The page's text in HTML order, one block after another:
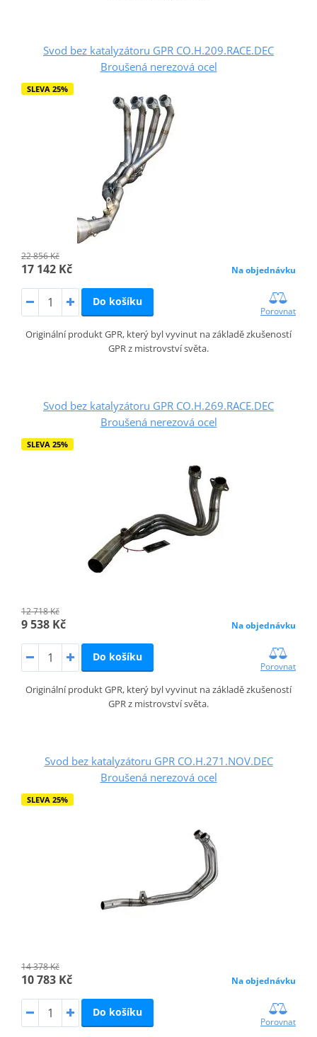
Svod bez katalyzátoru GPR CO.H.209.RACE.DEC
Broušená nerezová ocel
SLEVA 25%
22 856 Kč
17 142 Kč Na objednávku
Do košíku
Porovnat
Originální produkt GPR, který byl vyvinut na základě zkušeností
GPR z mistrovství světa.
Svod bez katalyzátoru GPR CO.H.269.RACE.DEC
Broušená nerezová ocel
SLEVA 25%
12 718 Kč
9 538 Kč Na objednávku
Do košíku
Porovnat
Originální produkt GPR, který byl vyvinut na základě zkušeností
GPR z mistrovství světa.
Svod bez katalyzátoru GPR CO.H.271.NOV.DEC
Broušená nerezová ocel
SLEVA 25%
14 378 Kč
10 783 Kč Na objednávku
Do košíku
Porovnat